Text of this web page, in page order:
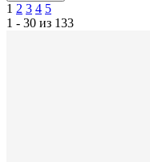
1 2 3 4 5
1 - 30 из 133